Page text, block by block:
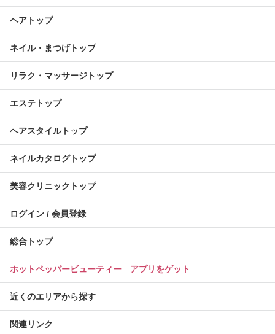
ヘアトップ
ネイル・まつげトップ
リラク・マッサージトップ
エステトップ
ヘアスタイルトップ
ネイルカタログトップ
美容クリニックトップ
ログイン / 会員登録
総合トップ
ホットペッパービューティー アプリをゲット
近くのエリアから探す
関連リンク